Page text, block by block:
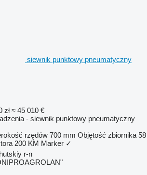
siewnik punktowy pneumatyczny
zł ≈ 45 010 €
- siewnik punktowy pneumatyczny
rzędów 700 mm Objętość zbiornika 58
200 KM Marker ✓
r-n